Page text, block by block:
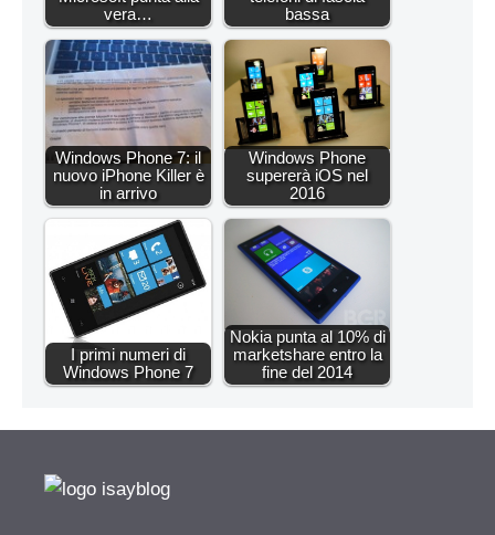
vera…
bassa
Windows Phone 7: il
nuovo iPhone Killer è
in arrivo
Windows Phone
supererà iOS nel
2016
I primi numeri di
Windows Phone 7
Nokia punta al 10% di
marketshare entro la
fine del 2014